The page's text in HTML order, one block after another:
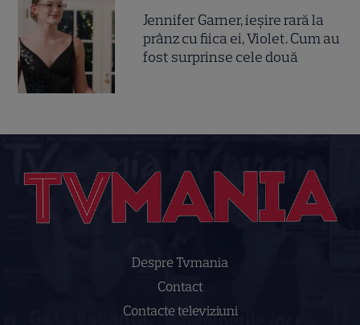
Jennifer Garner, ieșire rară la
prânz cu fiica ei, Violet. Cum au
fost surprinse cele două
Despre Tvmania
Contact
Contacte televiziuni